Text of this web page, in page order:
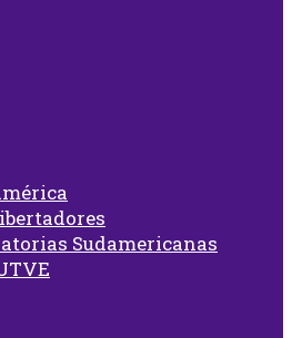
Sudamericanas